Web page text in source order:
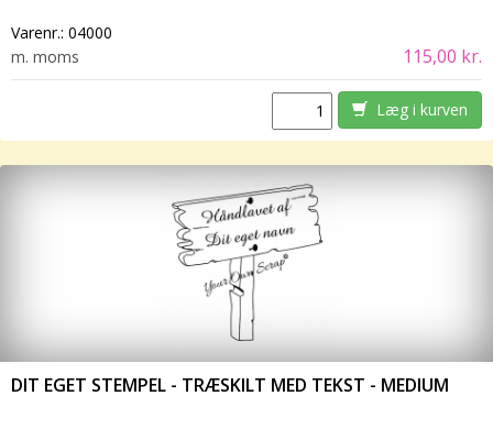
Varenr.: 04000
m. moms
115,00 kr.
Læg i kurven
DIT EGET STEMPEL - TRÆSKILT MED TEKST - MEDIUM